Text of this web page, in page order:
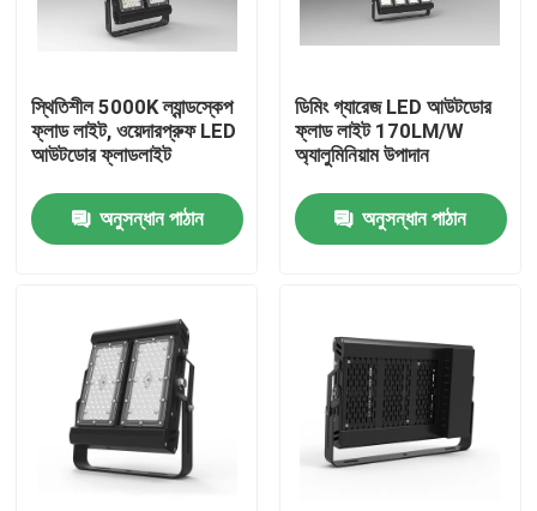
আমাদের সম্পর্কে
কারখানা ভ্রমণ
মান নিয়ন্ত্রণ
LED স্পোর্ট কোর্ট লাইট
LED স্টেডিয়াম আলো
স্থিতিশীল 5000K ল্যান্ডস্কেপ
ফ্লাড লাইট, ওয়েদারপ্রুফ LED
আউটডোর ফ্লাডলাইট
অনুসন্ধান পাঠান
ডিমিং গ্যারেজ LED আউটডোর
ফ্লাড লাইট 170LM/W
অ্যালুমিনিয়াম উপাদান
অনুসন্ধান পাঠান